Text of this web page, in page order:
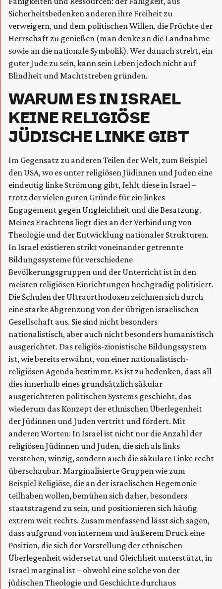
Sicherheitsbedenken anderen ihre Freiheit zu
verweigern, und dem politischen Willen, die Früchte der
Herrschaft zu genießen (man denke an die Landnahme
sowie an die nationale Symbolik). Wer danach strebt, ein
guter Jude zu sein, kann sein Leben jedoch nicht auf
Blindheit und Machtstreben gründen.
WARUM ES IN ISRAEL
KEINE RELIGIÖSE
JÜDISCHE LINKE GIBT
Im Gegensatz zu anderen Teilen der Welt, zum Beispiel
den USA, wo es unter religiösen Jüdinnen und Juden eine
eindeutig linke Strömung gibt, fehlt diese in Israel –
trotz der vielen guten Gründe für ein linkes
Engagement gegen Ungleichheit und die Besatzung.
Meines Erachtens liegt dies an der Verbindung von
Theologie und der Entwicklung nationaler Strukturen.
In Israel existieren strikt voneinander getrennte
Bildungssysteme für verschiedene
Bevölkerungsgruppen und der Unterricht ist in den
meisten religiösen Einrichtungen hochgradig politisiert.
Die Schulen der Ultraorthodoxen zeichnen sich durch
eine starke Abgrenzung von der übrigen israelischen
Gesellschaft aus. Sie sind nicht besonders
nationalistisch, aber auch nicht besonders humanistisch
ausgerichtet. Das religiös-zionistische Bildungssystem
ist, wie bereits erwähnt, von einer nationalistisch-
religiösen Agenda bestimmt. Es ist zu bedenken, dass all
dies innerhalb eines grundsätzlich säkular
ausgerichteten politischen Systems geschieht, das
wiederum das Konzept der ethnischen Überlegenheit
der Jüdinnen und Juden vertritt und fördert. Mit
anderen Worten: In Israel ist nicht nur die Anzahl der
religiösen Jüdinnen und Juden, die sich als links
verstehen, winzig, sondern auch die säkulare Linke recht
überschaubar. Marginalisierte Gruppen wie zum
Beispiel Religiöse, die an der israelischen Hegemonie
teilhaben wollen, bemühen sich daher, besonders
staatstragend zu sein, und positionieren sich häufig
extrem weit rechts. Zusammenfassend lässt sich sagen,
dass aufgrund von internem und äußerem Druck eine
Position, die sich der Vorstellung der ethnischen
Überlegenheit widersetzt und Gleichheit unterstützt, in
Israel marginal ist – obwohl eine solche von der
jüdischen Theologie und Geschichte durchaus